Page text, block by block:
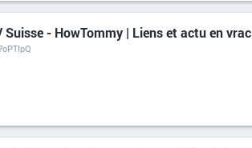
Suisse - HowTommy | Liens et actu en vrac